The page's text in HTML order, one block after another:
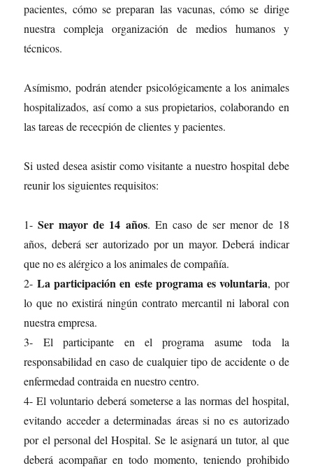
pacientes, cómo se preparan las vacunas, cómo se dirige
nuestra compleja organización de medios humanos y
técnicos.
Asímismo, podrán atender psicológicamente a los animales
hospitalizados, así como a sus propietarios, colaborando en
las tareas de rececpión de clientes y pacientes.
Si usted desea asistir como visitante a nuestro hospital debe
reunir los siguientes requisitos:
1-Ser mayor de 14 años. En caso de ser menor de 18
años, deberá ser autorizado por un mayor. Deberá indicar
que no es alérgico a los animales de compañía.
2- La participación en este programa es voluntaria, por
lo que no existirá ningún contrato mercantil ni laboral con
nuestra empresa.
3- El participante en el programa asume toda la
responsabilidad en caso de cualquier tipo de accidente o de
enfermedad contraida en nuestro centro.
4- El voluntario deberá someterse a las normas del hospital,
evitando acceder a determinadas áreas si no es autorizado
por el personal del Hospital. Se le asignará un tutor, al que
deberá acompañar en todo momento, teniendo prohibido